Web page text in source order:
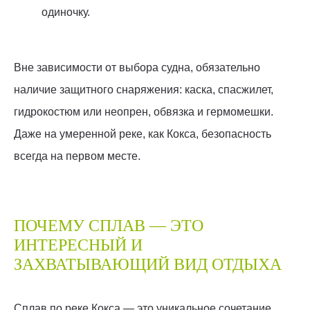
одиночку.
Вне зависимости от выбора судна, обязательно
наличие защитного снаряжения: каска, спасжилет,
гидрокостюм или неопрен, обвязка и гермомешки.
Даже на умеренной реке, как Кокса, безопасность
всегда на первом месте.
ПОЧЕМУ СПЛАВ — ЭТО
ИНТЕРЕСНЫЙ И
ЗАХВАТЫВАЮЩИЙ ВИД ОТДЫХА